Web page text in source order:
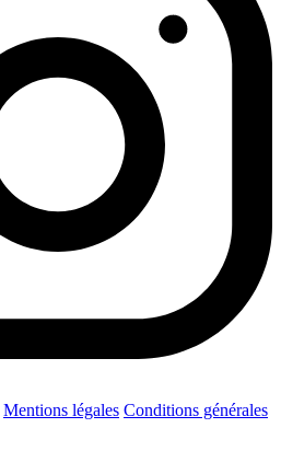
Mentions légales Conditions générales